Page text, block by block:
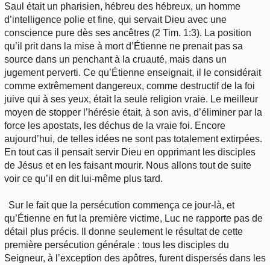
Saul était un pharisien, hébreu des hébreux, un homme
d’intelligence polie et fine, qui servait Dieu avec une
conscience pure dès ses ancêtres (2 Tim. 1:3). La position
qu’il prit dans la mise à mort d’Étienne ne prenait pas sa
source dans un penchant à la cruauté, mais dans un
jugement perverti. Ce qu’Étienne enseignait, il le considérait
comme extrêmement dangereux, comme destructif de la foi
juive qui à ses yeux, était la seule religion vraie. Le meilleur
moyen de stopper l’hérésie était, à son avis, d’éliminer par la
force les apostats, les déchus de la vraie foi. Encore
aujourd’hui, de telles idées ne sont pas totalement extirpées.
En tout cas il pensait servir Dieu en opprimant les disciples
de Jésus et en les faisant mourir. Nous allons tout de suite
voir ce qu’il en dit lui-même plus tard.
Sur le fait que la persécution commença ce jour-là, et
qu’Étienne en fut la première victime, Luc ne rapporte pas de
détail plus précis. Il donne seulement le résultat de cette
première persécution générale : tous les disciples du
Seigneur, à l’exception des apôtres, furent dispersés dans les